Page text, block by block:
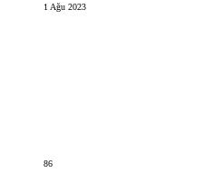
1 Ağu 2023
86